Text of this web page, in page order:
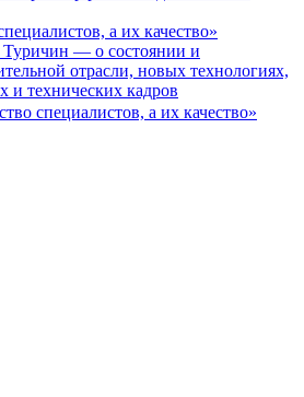
а их качество»
— о состоянии и
отрасли, новых технологиях,
и технических кадров